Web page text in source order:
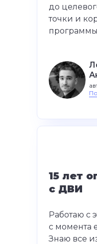
15 лет
с ДВИ
Работаю с
с момента
Знаю все
до
точки и